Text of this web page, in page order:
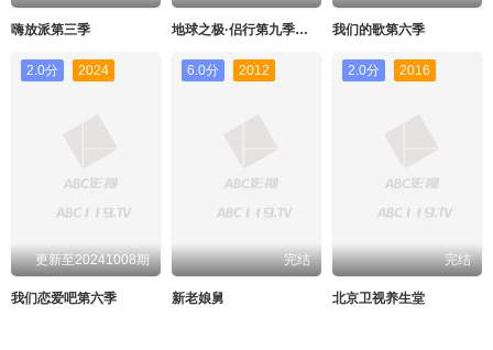
嗨放派第三季 地球之极·侣行第九季上篇 我们的歌第六季
2.0分 2024
更新至20241008期
我们恋爱吧第六季
6.0分 2012
完结
新老娘舅
2.0分 2016
完结
北京卫视养生堂